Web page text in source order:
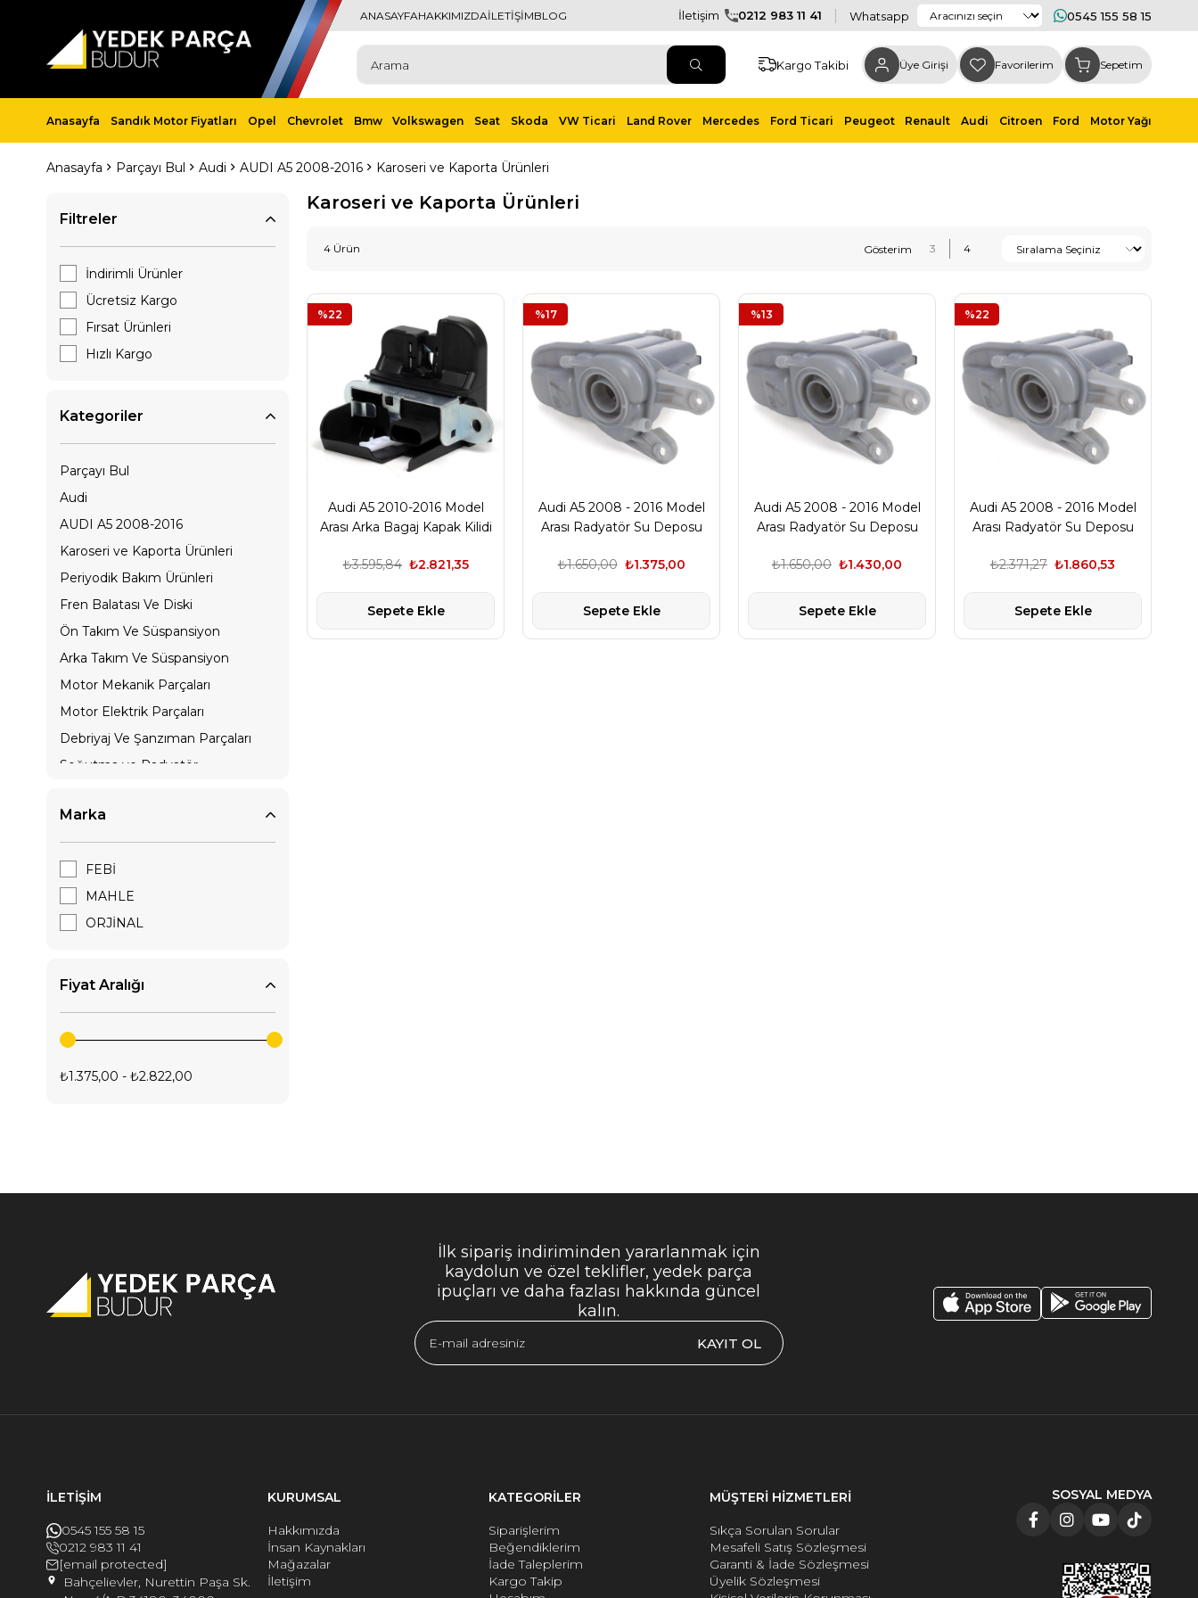
ANASAYFAHAKKIMIZDAİLETİŞİMBLOG İletişim 0212 983 11 41 Whatsapp 0545 155 58 15
Kargo Takibi Üye Girişi Favorilerim Sepetim
Anasayfa Sandık Motor Fiyatları Opel Chevrolet Bmw Volkswagen Seat Skoda VW Ticari Land Rover Mercedes Ford Ticari Peugeot Renault Audi Citroen Ford Motor Yağı
Anasayfa Parçayı Bul Audi AUDI A5 2008-2016 Karoseri ve Kaporta Ürünleri
Filtreler
İndirimli Ürünler
Ücretsiz Kargo
Fırsat Ürünleri
Hızlı Kargo
Kategoriler
Parçayı Bul
Audi
AUDI A5 2008-2016
Karoseri ve Kaporta Ürünleri
Periyodik Bakım Ürünleri
Fren Balatası Ve Diski
Ön Takım Ve Süspansiyon
Arka Takım Ve Süspansiyon
Motor Mekanik Parçaları
Motor Elektrik Parçaları
Debriyaj Ve Şanzıman Parçaları
Soğutma ve Radyatör
Dış Aydınlatma Ürünleri
Karoser İç Trim Malzemeleri
Marka
FEBİ
MAHLE
ORJİNAL
Fiyat Aralığı
₺1.375,00 - ₺2.822,00
Karoseri ve Kaporta Ürünleri
4 Ürün
Audi A5 2010-2016 Model
Arası Arka Bagaj Kapak Kilidi
₺2.821,35
₺3.595,84
Sepete Ekle
%22
Audi A5 2008 - 2016 Model
Arası Radyatör Su Deposu
8K0121403T
₺1.375,00
₺1.650,00
Sepete Ekle
%17
Audi A5 2008 - 2016 Model
Arası Radyatör Su Deposu
₺1.430,00
₺1.650,00
Sepete Ekle
%13
Audi A5 2008 - 2016 Model
Arası Radyatör Su Deposu
₺1.860,53
₺2.371,27
Sepete Ekle
%22
İlk sipariş indiriminden yararlanmak için
kaydolun ve özel teklifler, yedek parça
ipuçları ve daha fazlası hakkında güncel
kalın.
KAYIT OL
İLETİŞİM
0545 155 58 15
0212 983 11 41
[email protected]
Bahçelievler, Nurettin Paşa Sk.
KURUMSAL
Hakkımızda
İnsan Kaynakları
Mağazalar
İletişim
KATEGORİLER
Siparişlerim
Beğendiklerim
İade Taleplerim
Kargo Takip
MÜŞTERİ HİZMETLERİ
Sıkça Sorulan Sorular
Mesafeli Satış Sözleşmesi
Garanti & İade Sözleşmesi
Üyelik Sözleşmesi
SOSYAL MEDYA